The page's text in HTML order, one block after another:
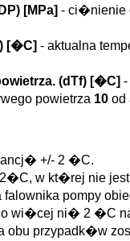
DP) [MPa] - ci�nienie
) [�C] - aktualna
(dTf) [�C] -
powietrza 10 od
+/- 2 �C.
w kt�rej nie
pompy
wi�cej ni� 2 �C
obu przypadk�w